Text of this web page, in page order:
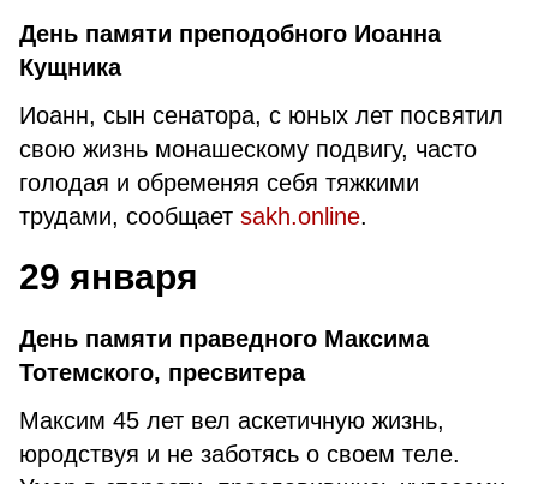
День памяти преподобного Иоанна
Кущника
Иоанн, сын сенатора, с юных лет посвятил
свою жизнь монашескому подвигу, часто
голодая и обременяя себя тяжкими
трудами, сообщает sakh.online.
29 января
День памяти праведного Максима
Тотемского, пресвитера
Максим 45 лет вел аскетичную жизнь,
юродствуя и не заботясь о своем теле.